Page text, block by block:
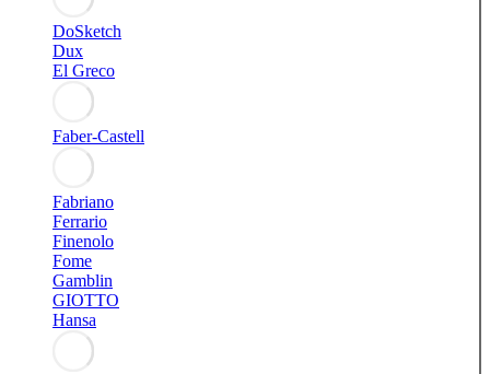
DoSketch
Dux
El Greco
Faber-Castell
Fabriano
Ferrario
Finenolo
Fome
Gamblin
GIOTTO
Hansa